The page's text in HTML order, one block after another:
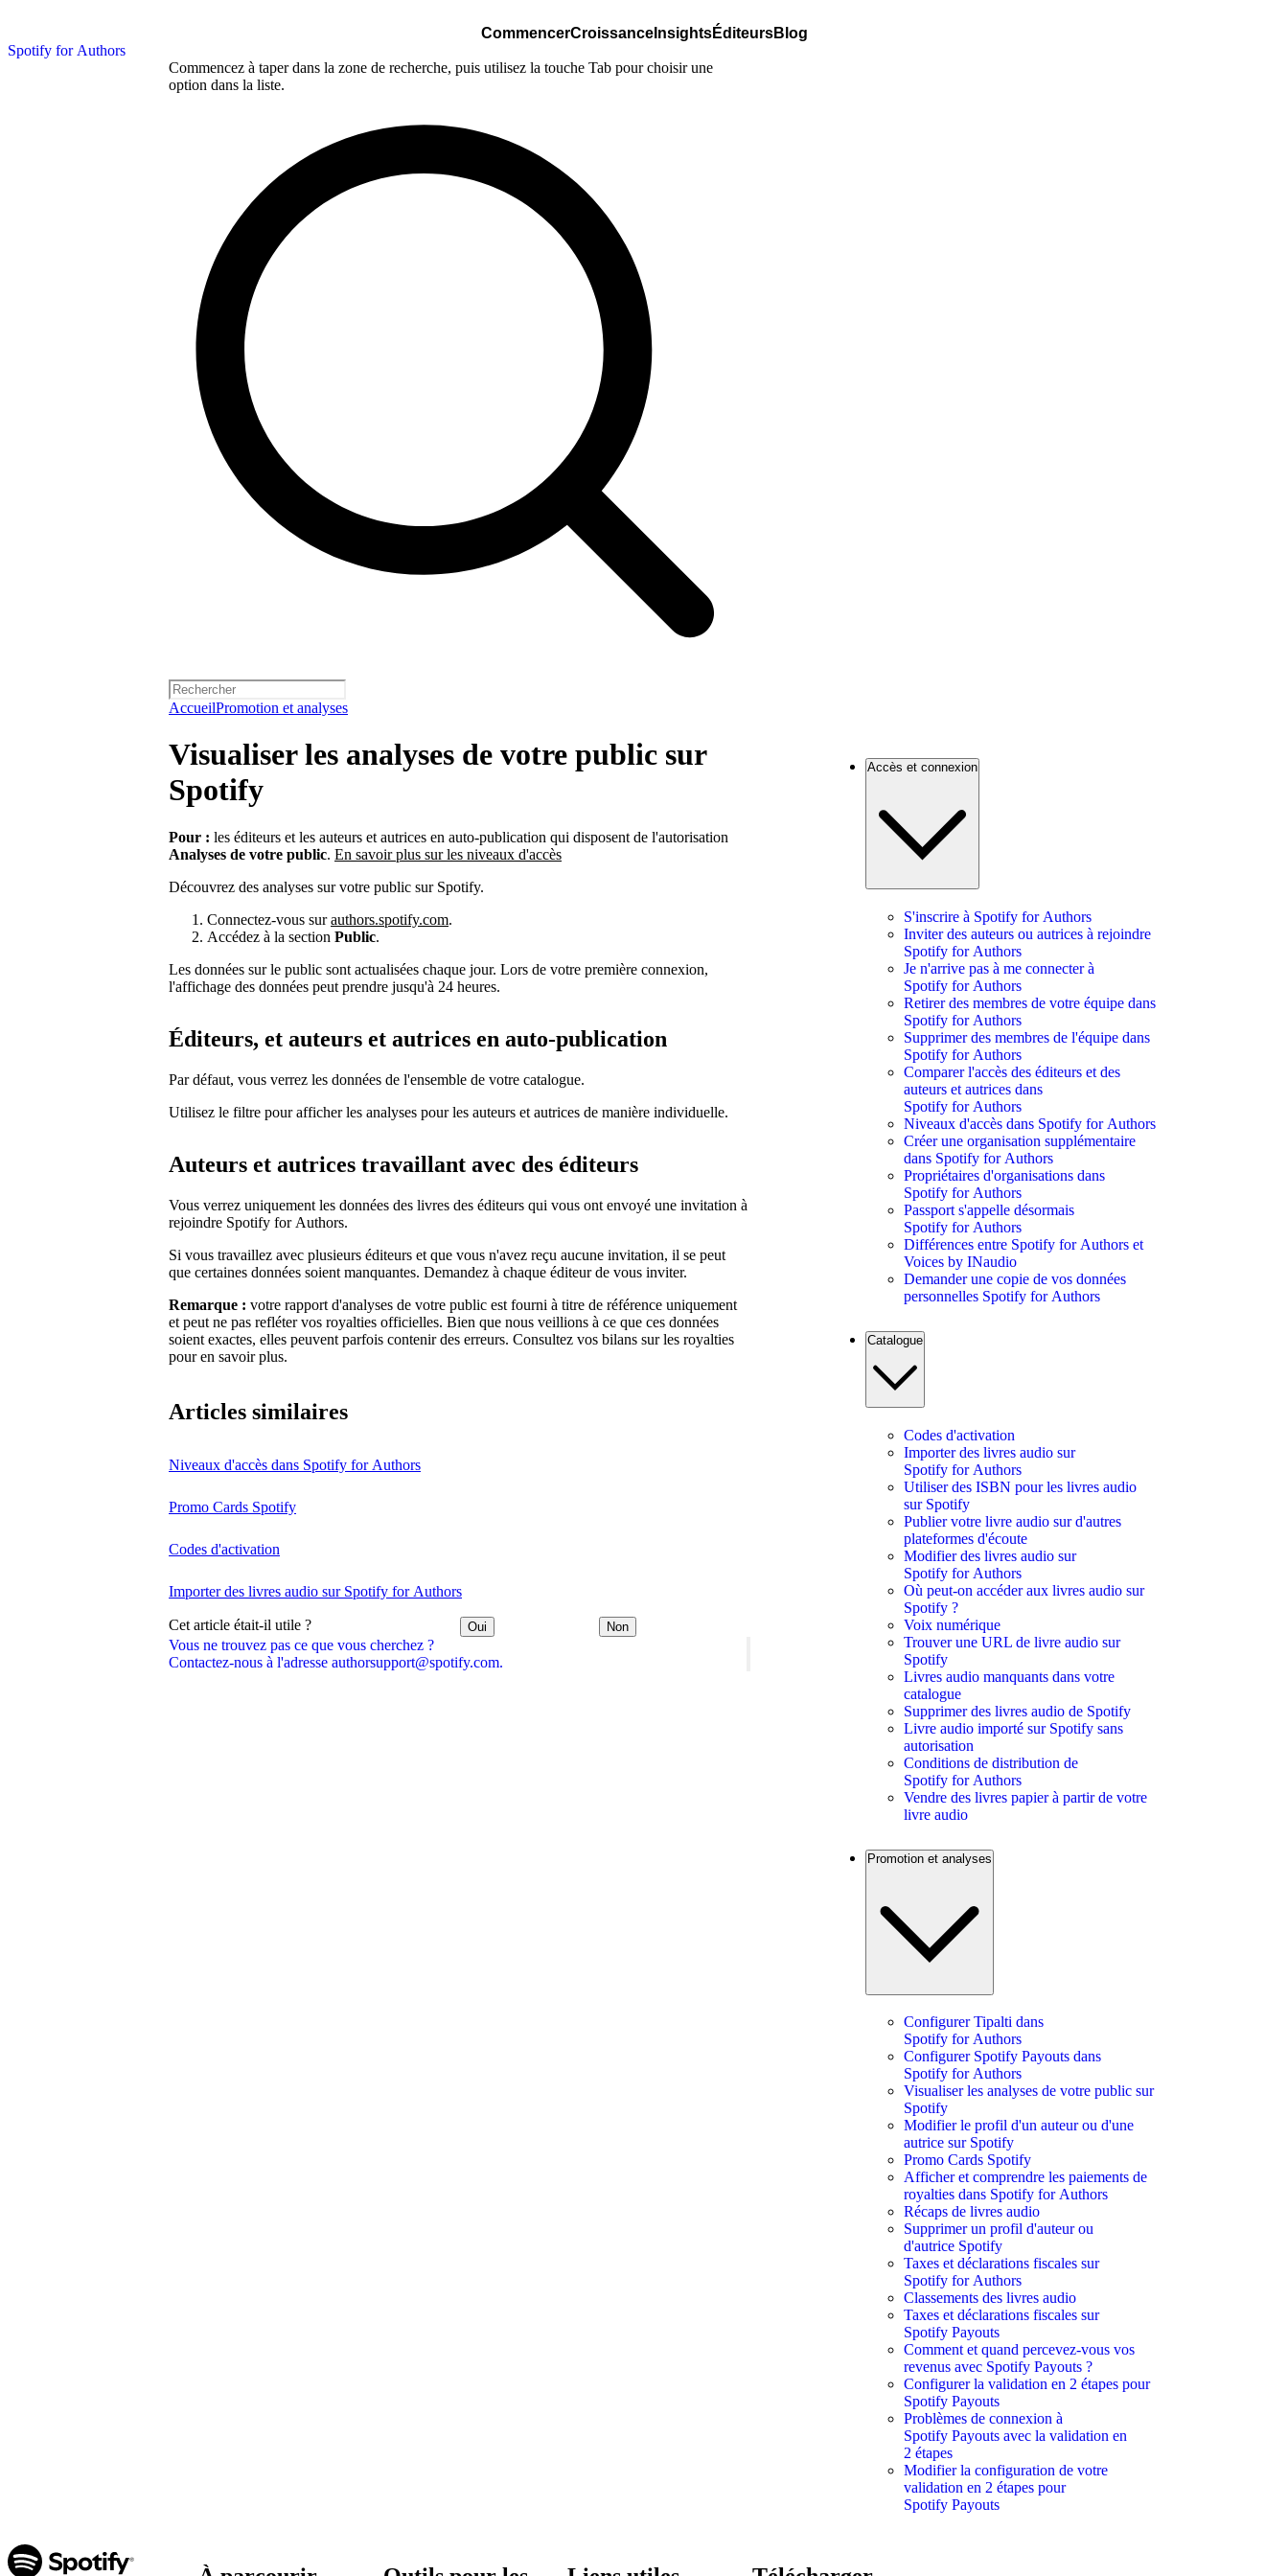
Spotify for Authors
CommencerCroissanceInsightsÉditeursBlog
Commencez à taper dans la zone de recherche, puis utilisez la touche Tab pour choisir une
option dans la liste.
AccueilPromotion et analyses
Vous ne trouvez pas ce que vous cherchez ?
Contactez-nous à l'adresse authorsupport@spotify.com.
Visualiser les analyses de votre public sur
Spotify
Pour : les éditeurs et les auteurs et autrices en auto-publication qui disposent de l'autorisation
Analyses de votre public. En savoir plus sur les niveaux d'accès
Découvrez des analyses sur votre public sur Spotify.
Connectez-vous surauthors.spotify.com.
Accédez à la section Public.
Les données sur le public sont actualisées chaque jour. Lors de votre première connexion,
l'affichage des données peut prendre jusqu'à 24 heures.
Éditeurs, et auteurs et autrices en auto-publication
Par défaut, vous verrez les données de l'ensemble de votre catalogue.
Utilisez le filtre pour afficher les analyses pour les auteurs et autrices de manière individuelle.
Auteurs et autrices travaillant avec des éditeurs
Vous verrez uniquement les données des livres des éditeurs qui vous ont envoyé une invitation à
rejoindre Spotify for Authors.
Si vous travaillez avec plusieurs éditeurs et que vous n'avez reçu aucune invitation, il se peut
que certaines données soient manquantes. Demandez à chaque éditeur de vous inviter.
Remarque : votre rapport d'analyses de votre public est fourni à titre de référence uniquement
et peut ne pas refléter vos royalties officielles. Bien que nous veillions à ce que ces données
soient exactes, elles peuvent parfois contenir des erreurs. Consultez vos bilans sur les royalties
pour en savoir plus.
Articles similaires
Niveaux d'accès dans Spotify for Authors
Promo Cards Spotify
Codes d'activation
Importer des livres audio sur Spotify for Authors
Cet article était-il utile ? Oui Non
Accès et connexion
S'inscrire à Spotify for Authors
Inviter des auteurs ou autrices à rejoindre
Spotify for Authors
Je n'arrive pas à me connecter à
Spotify for Authors
Retirer des membres de votre équipe dans
Spotify for Authors
Supprimer des membres de l'équipe dans
Spotify for Authors
Comparer l'accès des éditeurs et des
auteurs et autrices dans
Spotify for Authors
Niveaux d'accès dans Spotify for Authors
Créer une organisation supplémentaire
dans Spotify for Authors
Propriétaires d'organisations dans
Spotify for Authors
Passport s'appelle désormais
Spotify for Authors
Différences entre Spotify for Authors et
Voices by INaudio
Demander une copie de vos données
personnelles Spotify for Authors
Catalogue
Codes d'activation
Importer des livres audio sur
Spotify for Authors
Utiliser des ISBN pour les livres audio
sur Spotify
Publier votre livre audio sur d'autres
plateformes d'écoute
Modifier des livres audio sur
Spotify for Authors
Où peut-on accéder aux livres audio sur
Spotify ?
Voix numérique
Trouver une URL de livre audio sur
Spotify
Livres audio manquants dans votre
catalogue
Supprimer des livres audio de Spotify
Livre audio importé sur Spotify sans
autorisation
Conditions de distribution de
Spotify for Authors
Vendre des livres papier à partir de votre
livre audio
Promotion et analyses
Configurer Tipalti dans
Spotify for Authors
Configurer Spotify Payouts dans
Spotify for Authors
Visualiser les analyses de votre public sur
Spotify
Modifier le profil d'un auteur ou d'une
autrice sur Spotify
Promo Cards Spotify
Afficher et comprendre les paiements de
royalties dans Spotify for Authors
Récaps de livres audio
Supprimer un profil d'auteur ou
d'autrice Spotify
Taxes et déclarations fiscales sur
Spotify for Authors
Classements des livres audio
Taxes et déclarations fiscales sur
Spotify Payouts
Comment et quand percevez-vous vos
revenus avec Spotify Payouts ?
Configurer la validation en 2 étapes pour
Spotify Payouts
Problèmes de connexion à
Spotify Payouts avec la validation en
2 étapes
Modifier la configuration de votre
validation en 2 étapes pour
Spotify Payouts